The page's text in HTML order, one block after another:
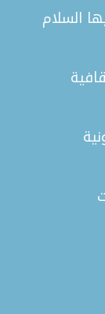
السلام